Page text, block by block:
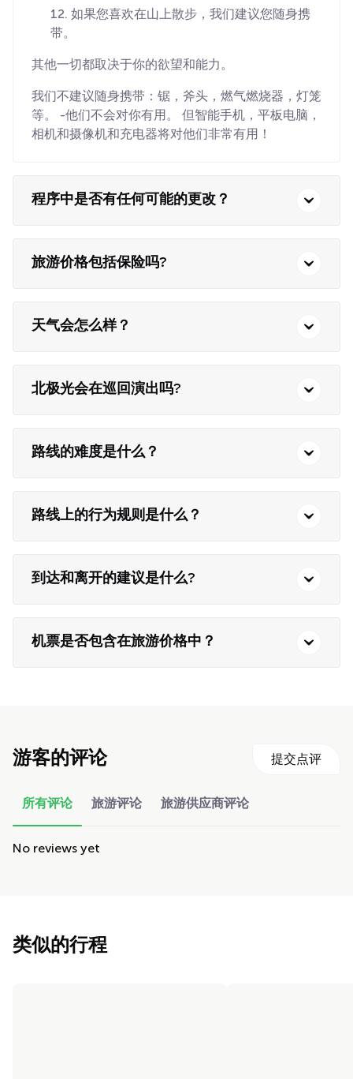
如果您喜欢在山上散步，我们建议您随身携
带。
其他一切都取决于你的欲望和能力。
我们不建议随身携带：锯，斧头，燃气燃烧器，灯笼
等。 -他们不会对你有用。 但智能手机，平板电脑，
相机和摄像机和充电器将对他们非常有用！
程序中是否有任何可能的更改？
旅游价格包括保险吗?
天气会怎么样？
北极光会在巡回演出吗?
路线的难度是什么？
路线上的行为规则是什么？
到达和离开的建议是什么?
机票是否包含在旅游价格中？
游客的评论 提交点评
所有评论 旅游评论 旅游供应商评论
No reviews yet
类似的行程